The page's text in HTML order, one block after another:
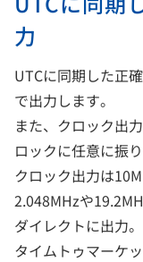
力
UTCに同期した正
で出力します。
また、クロック出
ロックに任意に振
クロック出力は
2.048MHzや
ダイレクトに出力。
タイムトゥマーケ